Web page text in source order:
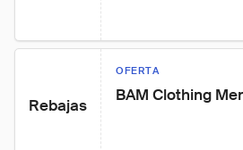
Rebajas
OFERTA
BAM Clothing